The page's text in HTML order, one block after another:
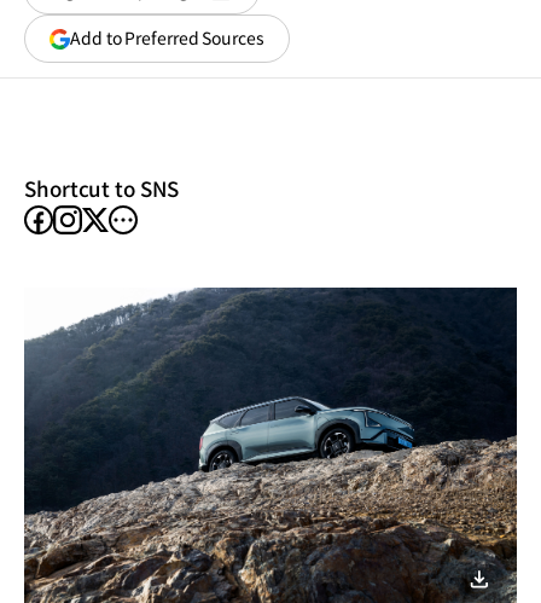
다운로드
Add to Preferred Sources(opens
in
Shortcut to SNS
facebook
instagram
X
other
SNS
이미지